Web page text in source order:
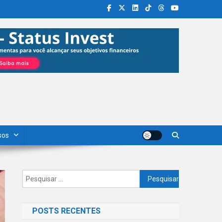
Pesquisar
por:
POSTS RECENTES